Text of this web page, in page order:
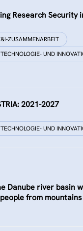
Research Security
ZUSAMMENARBEIT
UND
2021-2027
UND
Danube river basin
from